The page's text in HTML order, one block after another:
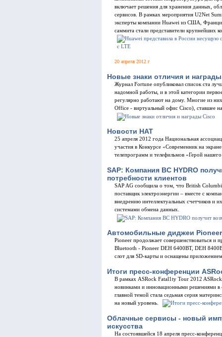
включает решения для хранения данных,
сервисов. В рамках мероприятия U2Net
эксперты компании Huawei из США,
саммита стали представители крупнейших
20 апреля 2012 г
Новые знаки отличия и
Журнал Fortune опубликовал список ста
надомной работы, и в этой категории
регулярно работают на дому. Многие из
Office - виртуальный офис Cisco), ставшее
Новости НАТ
25 апреля 2012 года Национальная
участия в Конкурсе «Современник на
телепрограмм и телефильмов «Герой
SAP: Компания BC HYDRO
потребности клиентов
SAP AG сообщила о том, что British
поставщик электроэнергии – вместе с
внедрению интеллектуальных счетчиков и
системами обмена данных.
Автомобильные диджеи Pioneer
Pioneer продолжает совершенствоваться и
Bluetooth - Pioneer DEH 6400BT, DEH
слот для SD-карты и оснащены
Итоги пресс-конференции
В рамках ASRock Fatal1ty Tour 2012
новинками и инновационными решениями
главной темой стала седьмая серия
на новый уровень.
Облачные сервисы - новый
искусства
На состоявшейся 18 апреля пресс-